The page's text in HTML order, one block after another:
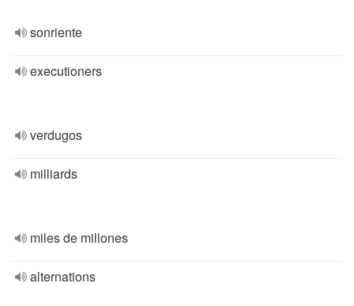
sonriente
executioners
verdugos
milliards
miles de millones
alternations